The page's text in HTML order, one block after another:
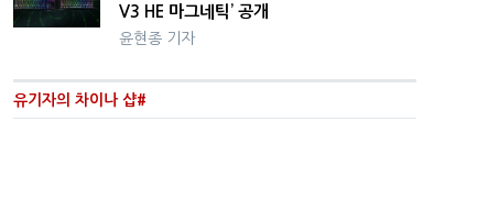
V3 HE 마그네틱’ 공개
윤현종 기자
유기자의 차이나 샵#